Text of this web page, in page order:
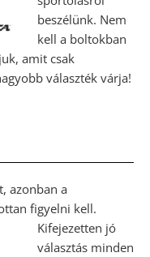
beszélünk. Nem
kell a boltokban
amit csak
választék várja!
azonban a
figyelni kell.
Kifejezetten jó
választás minden